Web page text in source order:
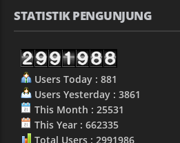
STATISTIK PENGUNJUNG
Users Today : 881
Users Yesterday : 3861
This Month : 25531
This Year : 662335
Total Users : 2991986